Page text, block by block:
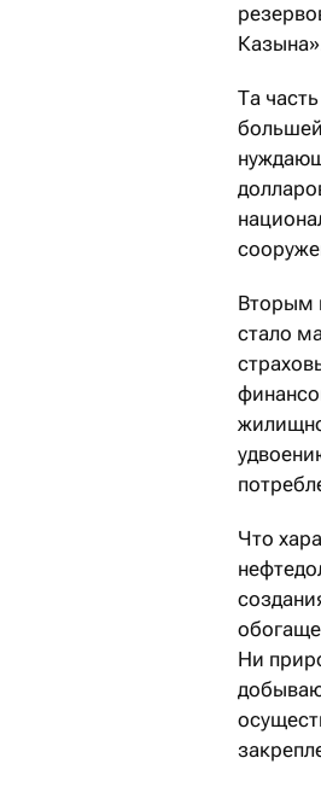
Та
большей
Вторым
стало
Что
Ни